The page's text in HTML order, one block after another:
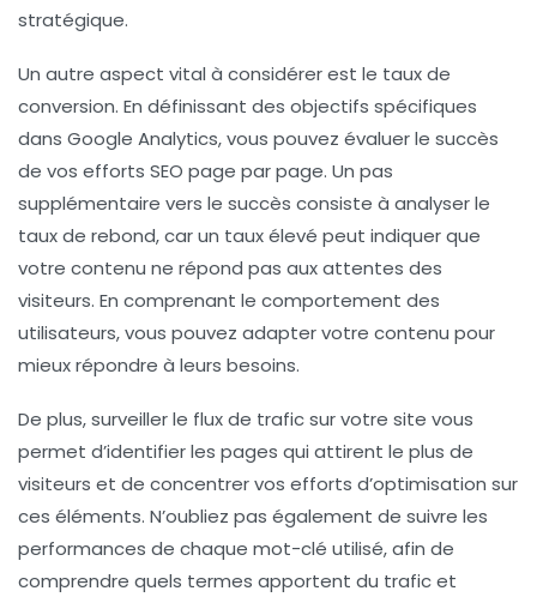
stratégique.
Un autre aspect vital à considérer est le taux de
conversion. En définissant des objectifs spécifiques
dans Google Analytics, vous pouvez évaluer le succès
de vos efforts SEO page par page. Un pas
supplémentaire vers le succès consiste à analyser le
taux de rebond, car un taux élevé peut indiquer que
votre contenu ne répond pas aux attentes des
visiteurs. En comprenant le comportement des
utilisateurs, vous pouvez adapter votre contenu pour
mieux répondre à leurs besoins.
De plus, surveiller le flux de traficsur votre site vous
permet d’identifier les pages qui attirent le plus de
visiteurs et de concentrer vos efforts d’optimisation sur
ces éléments. N’oubliez pas également de suivre les
performances de chaque mot-clé utilisé, afin de
comprendre quels termes apportent du trafic et